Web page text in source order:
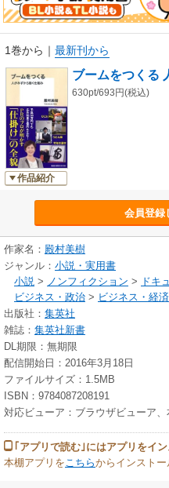
1巻から ｜ 最新刊から
作品紹介
ブームをつくる
630pt/693円(税込)
会員登録
作家名： 殿村美樹
ジャンル： 小説・実用書
小説 > ノンフィクション > ドキ
ビジネス・政治 > ビジネス・経済
出版社： 集英社
雑誌： 集英社新書
DL期限：無期限
配信開始日：2016年3月18日
ファイルサイズ：1.5MB
ISBN：9784087208191
対応ビューア：ブラウザビューア、
｢アプリで読む｣にはアプリをイ
本棚アプリを こちらからインスト